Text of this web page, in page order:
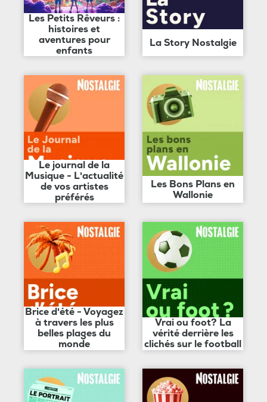
Les Petits Rêveurs :
histoires et
aventures pour
enfants
La Story Nostalgie
Le journal de la
Musique - L'actualité
de vos artistes
préférés
Les Bons Plans en
Wallonie
Brice d'été - Voyagez
à travers les plus
belles plages du
monde
Vrai ou foot? La
vérité derrière les
clichés sur le football